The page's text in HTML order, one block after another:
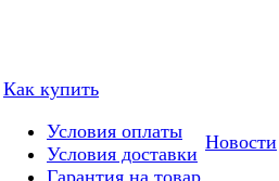
Как купить
Условия оплаты
Условия доставки
Гарантия на товар
Новости